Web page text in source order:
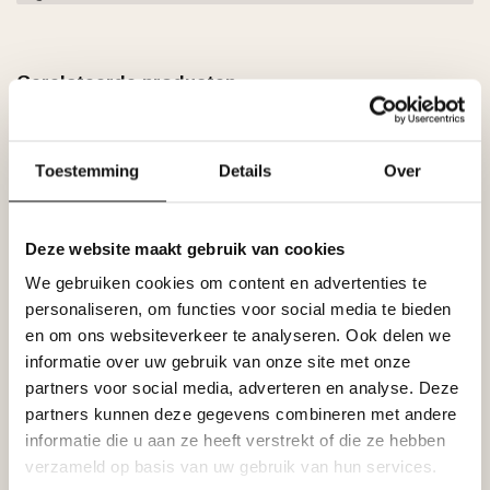
Toestemming Details Over
Deze website maakt gebruik van cookies
We gebruiken cookies om content en advertenties te
personaliseren, om functies voor social media te bieden
en om ons websiteverkeer te analyseren. Ook delen we
informatie over uw gebruik van onze site met onze
partners voor social media, adverteren en analyse. Deze
partners kunnen deze gegevens combineren met andere
informatie die u aan ze heeft verstrekt of die ze hebben
verzameld op basis van uw gebruik van hun services.
Gerelateerde producten
Op voorraad
GRAND DECOR
Grand Decor Rozet R180
diameter 53,0 cm
GRAND DECOR
Grand Decor Rozet R123
diameter 60,0 cm
Niet op voorraad
€62,95
GRAND DECOR